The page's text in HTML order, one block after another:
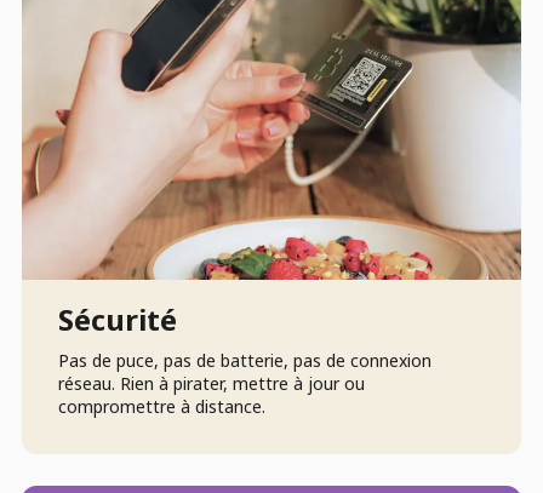
Sécurité
Pas de puce, pas de batterie, pas de connexion
réseau. Rien à pirater, mettre à jour ou
compromettre à distance.